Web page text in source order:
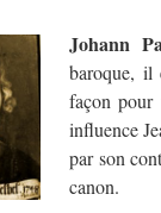
Johann
baroque, il
façon
influence
par son
canon.